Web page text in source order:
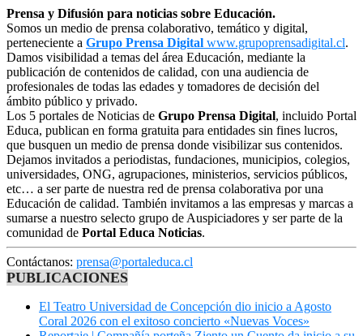
Prensa y Difusión para noticias sobre Educación.
Somos un medio de prensa colaborativo, temático y digital,
perteneciente a Grupo Prensa Digital www.grupoprensadigital.cl.
Damos visibilidad a temas del área Educación, mediante la
publicación de contenidos de calidad, con una audiencia de
profesionales de todas las edades y tomadores de decisión del
ámbito público y privado.
Los 5 portales de Noticias de Grupo Prensa Digital, incluido Portal
Educa, publican en forma gratuita para entidades sin fines lucros,
que busquen un medio de prensa donde visibilizar sus contenidos.
Dejamos invitados a periodistas, fundaciones, municipios, colegios,
universidades, ONG, agrupaciones, ministerios, servicios públicos,
etc… a ser parte de nuestra red de prensa colaborativa por una
Educación de calidad. También invitamos a las empresas y marcas a
sumarse a nuestro selecto grupo de Auspiciadores y ser parte de la
comunidad de Portal Educa Noticias.
Contáctanos: prensa@portaleduca.cl
PUBLICACIONES
El Teatro Universidad de Concepción dio inicio a Agosto
Coral 2026 con el exitoso concierto «Nuevas Voces»